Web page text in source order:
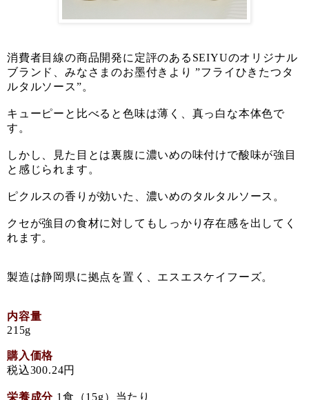
消費者目線の商品開発に定評のあるSEIYUのオリジナル
ブランド、みなさまのお墨付きより ”フライひきたつタ
ルタルソース”。
キューピーと比べると色味は薄く、真っ白な本体色で
す。
しかし、見た目とは裏腹に濃いめの味付けで酸味が強目
と感じられます。
ピクルスの香りが効いた、 濃いめのタルタルソース。
クセが強目の食材に対してもしっかり存在感を出してく
れます。
製造は静岡県に拠点を置く、エスエスケイフーズ。
内容量
215g
購入価格
税込300.24円
栄養成分 1食（15g）当たり